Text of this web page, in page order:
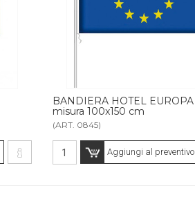
BANDIERA HOTEL EUROPA
misura 100x150 cm
(ART. 0845)
Aggiungi al preventivo